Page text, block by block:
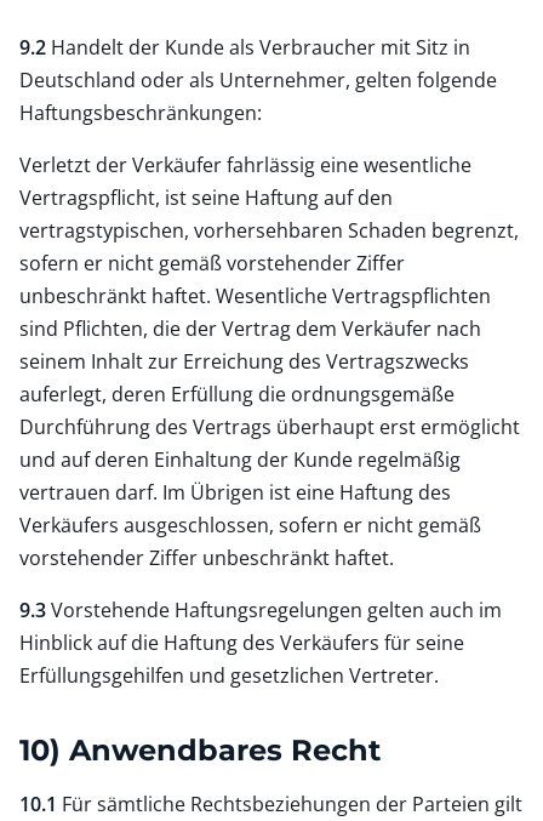
9.2 Handelt der Kunde als Verbraucher mit Sitz in
Deutschland oder als Unternehmer, gelten folgende
Haftungsbeschränkungen:
Verletzt der Verkäufer fahrlässig eine wesentliche
Vertragspflicht, ist seine Haftung auf den
vertragstypischen, vorhersehbaren Schaden begrenzt,
sofern er nicht gemäß vorstehender Ziffer
unbeschränkt haftet. Wesentliche Vertragspflichten
sind Pflichten, die der Vertrag dem Verkäufer nach
seinem Inhalt zur Erreichung des Vertragszwecks
auferlegt, deren Erfüllung die ordnungsgemäße
Durchführung des Vertrags überhaupt erst ermöglicht
und auf deren Einhaltung der Kunde regelmäßig
vertrauen darf. Im Übrigen ist eine Haftung des
Verkäufers ausgeschlossen, sofern er nicht gemäß
vorstehender Ziffer unbeschränkt haftet.
9.3Vorstehende Haftungsregelungen gelten auch im
Hinblick auf die Haftung des Verkäufers für seine
Erfüllungsgehilfen und gesetzlichen Vertreter.
10) Anwendbares Recht
10.1 Für sämtliche Rechtsbeziehungen der Parteien gilt